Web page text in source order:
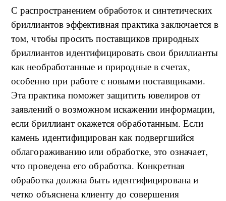
С распространением обработок и синтетических
бриллиантов эффективная практика заключается в
том, чтобы просить поставщиков природных
бриллиантов идентифицировать свои бриллианты
как необработанные и природные в счетах,
особенно при работе с новыми поставщиками.
Эта практика поможет защитить ювелиров от
заявлений о возможном искажении информации,
если бриллиант окажется обработанным. Если
камень идентифицирован как подвергшийся
облагораживанию или обработке, это означает,
что проведена его обработка. Конкретная
обработка должна быть идентифицирована и
четко объяснена клиенту до совершения